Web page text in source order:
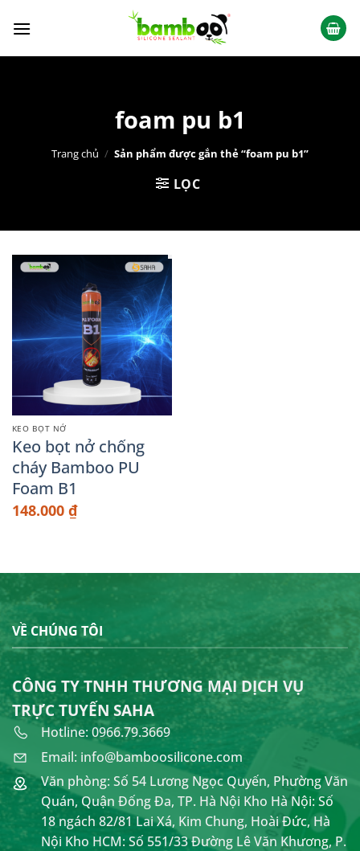
đến
foam pu b1
Trang chủ / Sản phẩm được gắn thẻ “foam pu b1”
LỌC
KEO BỌT NỞ
Keo bọt nở chống
cháy Bamboo PU
Foam B1
148.000 ₫
VỀ CHÚNG TÔI
CÔNG TY TNHH THƯƠNG MẠI DỊCH VỤ
TRỰC TUYẾN SAHA
Hotline: 0966.79.3669
Email: info@bamboosilicone.com
Văn phòng: Số 54 Lương Ngọc Quyến, Phường Văn
Quán, Quận Đống Đa, TP. Hà Nội Kho Hà Nội: Số
18 ngách 82/81 Lai Xá, Kim Chung, Hoài Đức, Hà
Nội Kho HCM: Số 551/33 Đường Lê Văn Khương, P.